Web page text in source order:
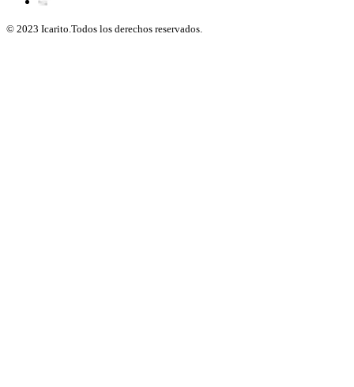
© 2023 Icarito.Todos los derechos reservados.